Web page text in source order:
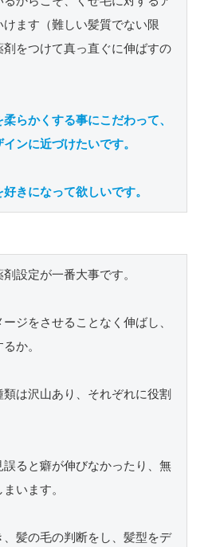
ます（難しい髪質でない限
剤をつけて真っ直ぐに伸ばすの
らかくする事にこだわって、
ンに近づけたいです。
きになって欲しいです。
設定が一番大事です。
ジをさせることなく伸ばし、
か。
は沢山あり、それぞれに役割
ると癖が伸びなかったり、無
います。
髪の毛の判断をし、髪型をデ